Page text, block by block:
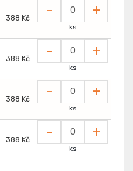
388 Kč - +
ks
388 Kč - +
ks
388 Kč - +
ks
388 Kč - +
ks